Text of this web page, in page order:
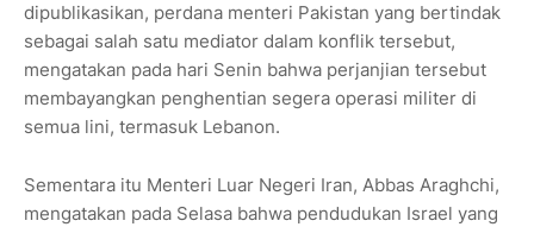
dipublikasikan, perdana menteri Pakistan yang bertindak
sebagai salah satu mediator dalam konflik tersebut,
mengatakan pada hari Senin bahwa perjanjian tersebut
membayangkan penghentian segera operasi militer di
semua lini, termasuk Lebanon.
Sementara itu Menteri Luar Negeri Iran, Abbas Araghchi,
mengatakan pada Selasa bahwa pendudukan Israel yang